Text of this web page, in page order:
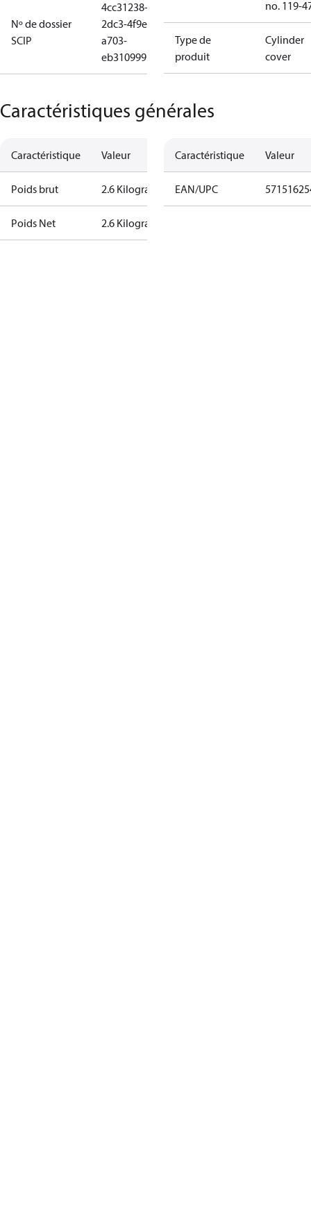
Nº de dossier
SCIP
4cc31238-
2dc3-4f9e-
a703-
eb310999b508
no. 119-
Type de
produit
Cylinder
cover
Caractéristiques générales
Caractéristique Valeur
Poids brut 2.6 Kilogram
Poids Net 2.6 Kilogram
Caractéristique Valeur
EAN/UPC